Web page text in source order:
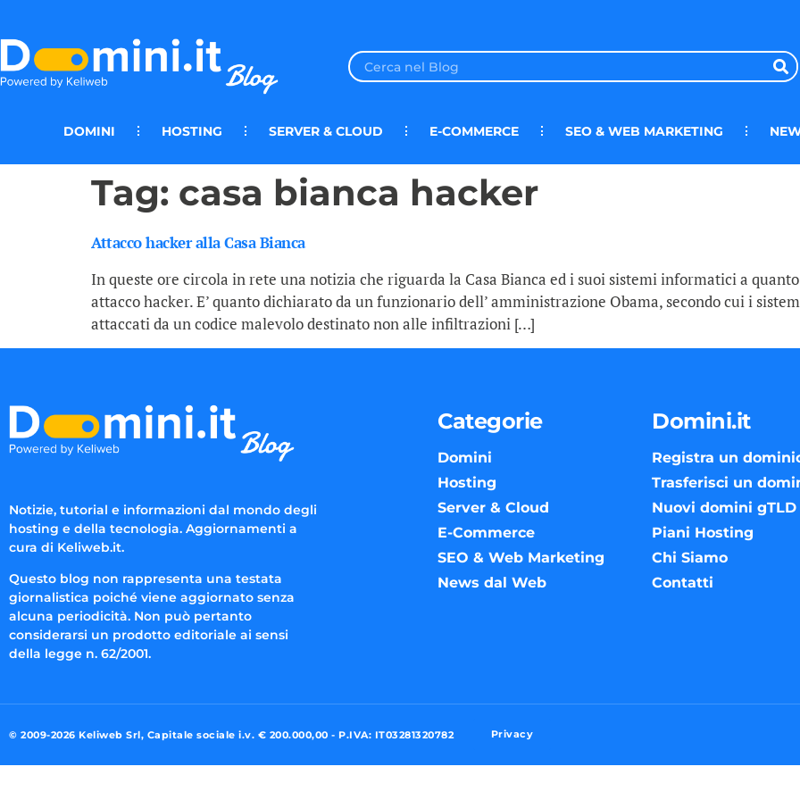
DOMINI HOSTING SERVER & CLOUD E-COMMERCE SEO & WEB MARKETING
Tag: casa bianca hacker
Attacco hacker alla Casa Bianca
In queste ore circola in rete una notizia che riguarda la Casa Bianca ed i suoi sistemi informatici a
attacco hacker. E’ quanto dichiarato da un funzionario dell’ amministrazione Obama, secondo cui i
attaccati da un codice malevolo destinato non alle infiltrazioni […]
Notizie, tutorial e informazioni dal mondo degli
hosting e della tecnologia. Aggiornamenti a
cura di Keliweb.it.
Questo blog non rappresenta una testata
giornalistica poiché viene aggiornato senza
alcuna periodicità. Non può pertanto
considerarsi un prodotto editoriale ai sensi
della legge n. 62/2001.
Categorie
Domini
Hosting
Server & Cloud
E-Commerce
SEO & Web Marketing
News dal Web
Domini.it
Registra un
Trasferisci un
Nuovi domini gTLD
Piani Hosting
Chi Siamo
Contatti
© 2009-2026 Keliweb Srl, Capitale sociale i.v. € 200.000,00 - P.IVA: IT03281320782 Privacy